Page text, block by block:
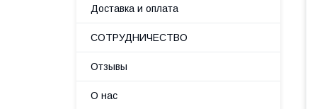
Доставка и оплата
СОТРУДНИЧЕСТВО
Отзывы
О нас